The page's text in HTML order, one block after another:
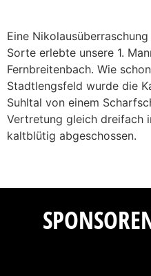
Eine
Sorte erlebte unsere 1.
Fernbreitenbach. Wie
Stadtlengsfeld wurde die
Suhltal von einem
Vertretung gleich dreifach
kaltblütig abgeschossen.